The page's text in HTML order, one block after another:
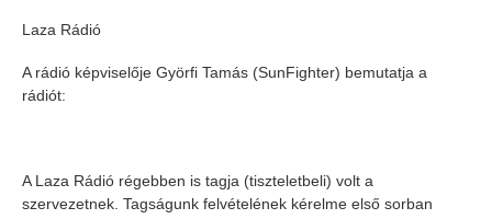
Laza Rádió
A rádió képviselője Györfi Tamás (SunFighter) bemutatja a
rádiót:
A Laza Rádió régebben is tagja (tiszteletbeli) volt a
szervezetnek. Tagságunk felvételének kérelme első sorban